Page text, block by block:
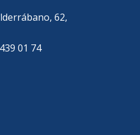
62,
01 74